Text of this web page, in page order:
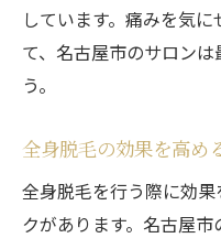
しています。痛みを気
て、名古屋市のサロン
う。
全身脱毛の効果を高め
全身脱毛を行う際に効
クがあります。名古屋